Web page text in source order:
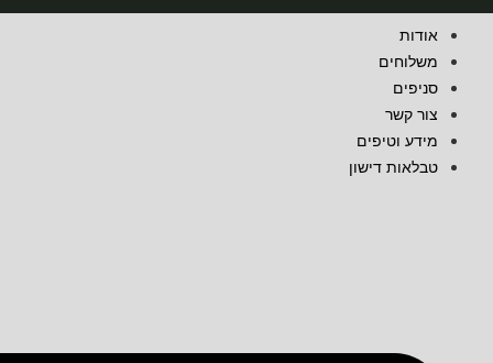
אודות
משלוחים
סניפים
צור קשר
מידע וטיפים
טבלאות דישון